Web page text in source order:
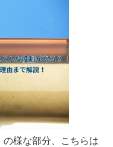
様な部分、こちらは